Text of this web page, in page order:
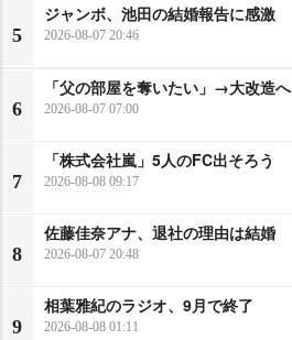
5
ジャンボ、池田の結婚報告に感激
2026-08-07 20:46
6
「父の部屋を奪いたい」→大改造へ
2026-08-07 07:00
7
「株式会社嵐」5人のFC出そろう
2026-08-08 09:17
8
佐藤佳奈アナ、退社の理由は結婚
2026-08-07 20:48
9
相葉雅紀のラジオ、9月で終了
2026-08-08 01:11